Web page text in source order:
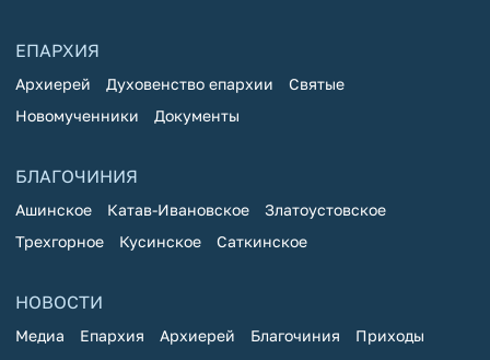
ЕПАРХИЯ
Архиерей Духовенство епархии
Святые
Новомученники
Документы
БЛАГОЧИНИЯ
Ашинское Катав-Ивановское
Златоустовское
Трехгорное
Кусинское Саткинское
НОВОСТИ
Медиа Епархия Архиерей Благочиния Приходы